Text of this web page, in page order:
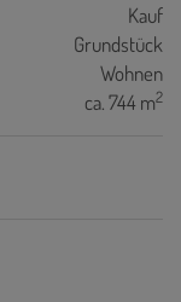
Kauf
Grundstück
Wohnen
ca. 744 m2